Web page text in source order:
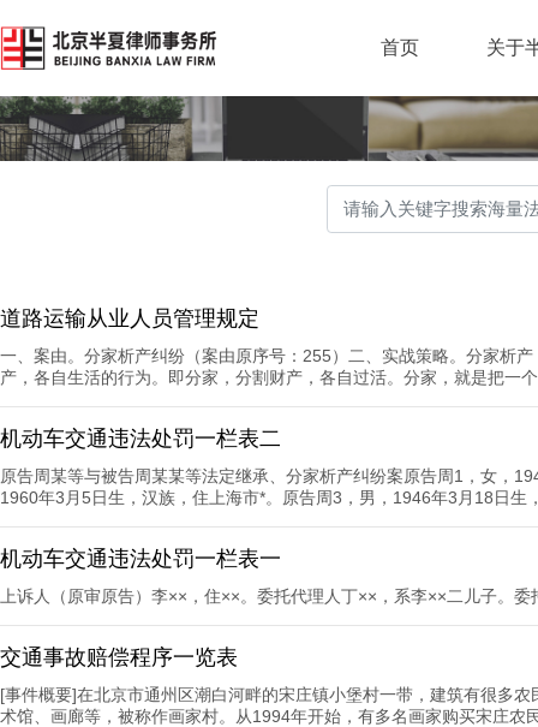
首页 关于
道路运输从业人员管理规定
一、案由。分家析产纠纷（案由原序号：255）二、实战策略。分家析
产，各自生活的行为。即分家，分割财产，各自过活。分家，就是把一
机动车交通违法处罚一栏表二
原告周某等与被告周某某等法定继承、分家析产纠纷案原告周1，女，
1960年3月5日生，汉族，住上海市*。原告周3，男，1946年3月18日生
机动车交通违法处罚一栏表一
上诉人（原审原告）李××，住××。委托代理人丁××，系李××二儿子。
交通事故赔偿程序一览表
[事件概要]在北京市通州区潮白河畔的宋庄镇小堡村一带，建筑有很多
术馆、画廊等，被称作画家村。从1994年开始，有多名画家购买宋庄农